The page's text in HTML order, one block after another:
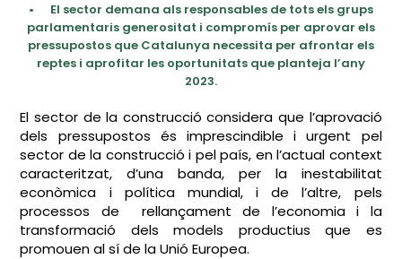
•
El sector demana als responsables de tots els grups
parlamentaris generositat i compromís per aprovar els
pressupostos que Catalunya necessita per afrontar els
reptes i aprofitar les oportunitats que planteja l’any
2023.
El sector de la construcció considera que l’aprovació
dels pressupostos és imprescindible i urgent pel
sector de la construcció i pel país, en l’actual context
caracteritzat, d’una banda, per la inestabilitat
econòmica i política mundial, i de l’altre, pels
processos de rellançament de l’economia i la
transformació dels models productius que es
promouen al sí de la Unió Europea.